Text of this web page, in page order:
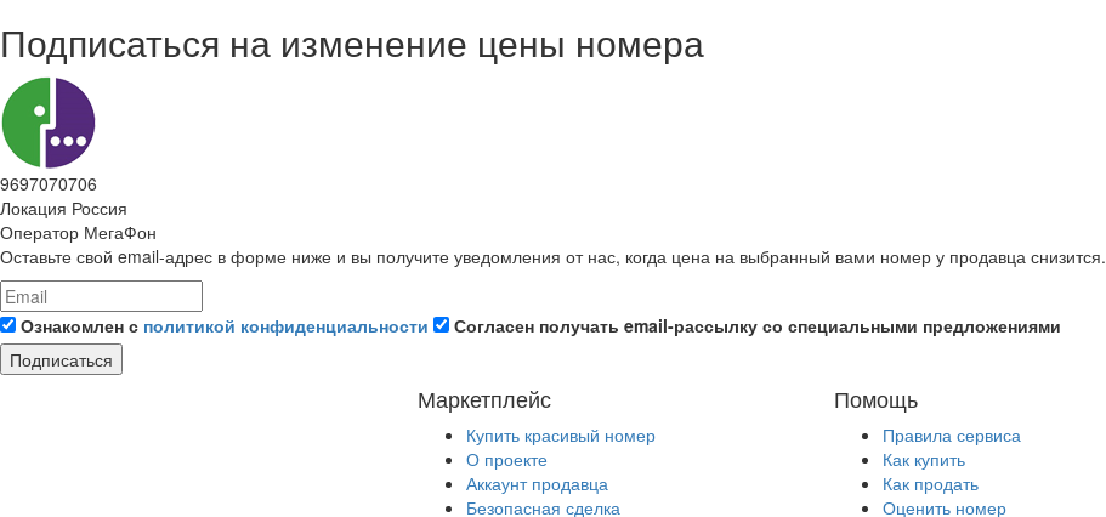
Подписаться на изменение цены номера
9697070706
Локация Россия
Оператор МегаФон
Оставьте свой email-адрес в форме ниже и вы получите уведомления от нас, когда цена на выбранный вами номер у продавца снизится.
Ознакомлен с политикой конфиденциальности
Согласен получать email-рассылку со специальными предложениями
Подписаться
Маркетплейс
Купить красивый номер
О проекте
Аккаунт продавца
Безопасная сделка
Помощь
Правила сервиса
Как купить
Как продать
Оценить номер